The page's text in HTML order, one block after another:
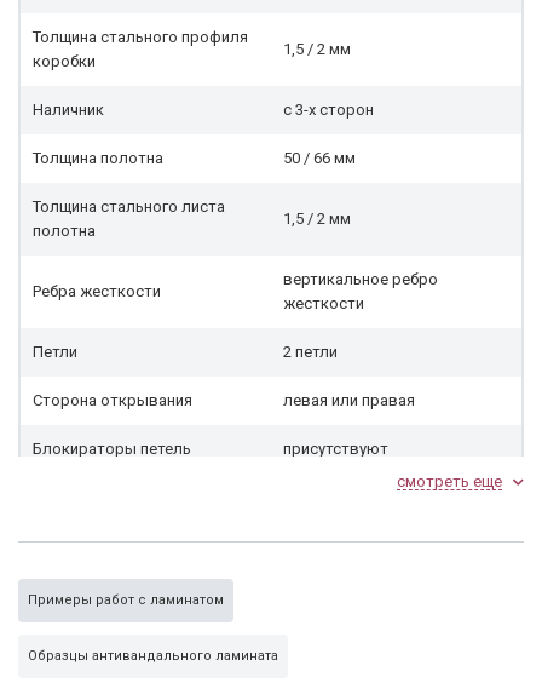
Толщина стального профиля
коробки
1,5 / 2 мм
Наличник с 3-х сторон
Толщина полотна 50 / 66 мм
Толщина стального листа
полотна
1,5 / 2 мм
Ребра жесткости
вертикальное ребро
жесткости
Петли 2 петли
Сторона открывания левая или правая
Блокираторы петель присутствуют
Резиновый уплотнитель 2
Отделка
смотреть еще
Примеры работ с ламинатом
Образцы антивандального ламината